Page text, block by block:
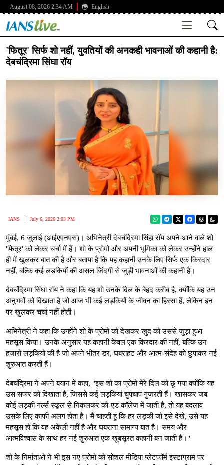
August 08, 2026 2:34 AM English
'फितूर' सिर्फ शो नहीं, युवतियों की अनकही भावनाओं की कहानी है:
देबचंद्रिमा सिंघा रॉय
IANS July 6, 2026 2:03 PM
मुंबई, 6 जुलाई (आईएएनएस)। अभिनेत्री देबचंद्रिमा सिंहा रॉय अपने आने वाले शो
'फितूर' को लेकर चर्चा में हैं। शो के प्रोमो और अपनी भूमिका को लेकर उन्होंने हाल
ही में खुलकर बात की है और बताया है कि यह कहानी उनके लिए सिर्फ एक किरदार
नहीं, बल्कि कई लड़कियों की असल जिंदगी से जुड़ी भावनाओं की कहानी है।
देबचंद्रिमा सिंघा रॉय ने कहा कि यह शो उनके दिल के बेहद करीब है, क्योंकि यह उन
अनुभवों को दिखाता है जो आज भी कई लड़कियों के जीवन का हिस्सा हैं, लेकिन इन
पर खुलकर चर्चा नहीं होती।
अभिनेत्री ने कहा कि उन्होंने शो के प्रोमो को देखकर खुद को उससे जुड़ा हुआ
महसूस किया। उनके अनुसार यह कहानी केवल एक किरदार की नहीं, बल्कि उन
हजारों लड़कियों की है जो अपने भीतर डर, घबराहट और आत्म-संदेह को छुपाकर नई
शुरुआत करती हैं।
देबचंद्रिमा ने अपने बयान में कहा, "इस शो का प्रोमो मेरे दिल को छू गया क्योंकि यह
उस सफर को दिखाता है, जिससे कई लड़कियां चुपचाप गुजरती हैं। खासकर जब
कोई लड़की गर्ल्स स्कूल से निकलकर को-एड कॉलेज में जाती है, तो यह बदलाव
उसके लिए काफी अलग होता है। मैं चाहती हूं कि हर लड़की जो इसे देखे, उसे यह
महसूस हो कि वह अकेली नहीं है और घबराना सामान्य बात है। समय और
आत्मविश्वास के साथ हर नई शुरुआत एक खूबसूरत कहानी बन जाती है।"
शो के निर्माताओं ने भी इस नए प्रोमो को सोशल मीडिया प्लेटफॉर्म इंस्टाग्राम पर